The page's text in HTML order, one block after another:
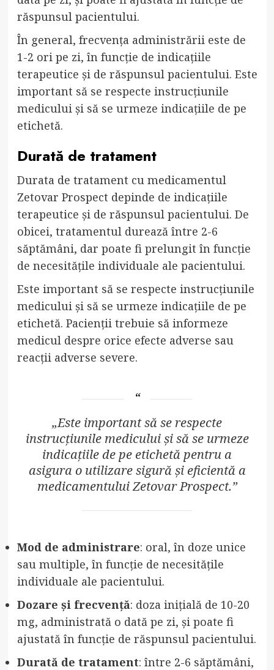
răspunsul pacientului.
În general, frecvența administrării este de
1-2 ori pe zi, în funcție de indicațiile
terapeutice și de răspunsul pacientului. Este
important să se respecte instrucțiunile
medicului și să se urmeze indicațiile de pe
etichetă.
Durată de tratament
Durata de tratament cu medicamentul
Zetovar Prospect depinde de indicațiile
terapeutice și de răspunsul pacientului. De
obicei, tratamentul durează între 2-6
săptămâni, dar poate fi prelungit în funcție
de necesitățile individuale ale pacientului.
Este important să se respecte instrucțiunile
medicului și să se urmeze indicațiile de pe
etichetă. Pacienții trebuie să informeze
medicul despre orice efecte adverse sau
reacții adverse severe.
„Este important să se respecte
instrucțiunile medicului și să se urmeze
indicațiile de pe etichetă pentru a
asigura o utilizare sigură și eficientă a
medicamentului Zetovar Prospect.”
Mod de administrare: oral, în doze unice
sau multiple, în funcție de necesitățile
individuale ale pacientului.
Dozare și frecvență: doza inițială de 10-20
mg, administrată o dată pe zi, și poate fi
ajustată în funcție de răspunsul pacientului.
Durată de tratament: între 2-6 săptămâni,